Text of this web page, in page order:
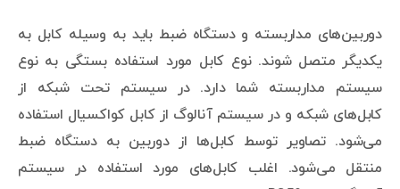
دوربین‌های مداربسته و دستگاه ضبط باید به وسیله کابل به
یکدیگر متصل شوند. نوع کابل مورد استفاده بستگی به نوع
سیستم مداربسته شما دارد. در سیستم تحت شبکه از
کابل‌های شبکه و در سیستم آنالوگ از کابل کواکسیال استفاده
می‌شود. تصاویر توسط کابل‌ها از دوربین به دستگاه ضبط
منتقل می‌شود. اغلب کابل‌های مورد استفاده در سیستم